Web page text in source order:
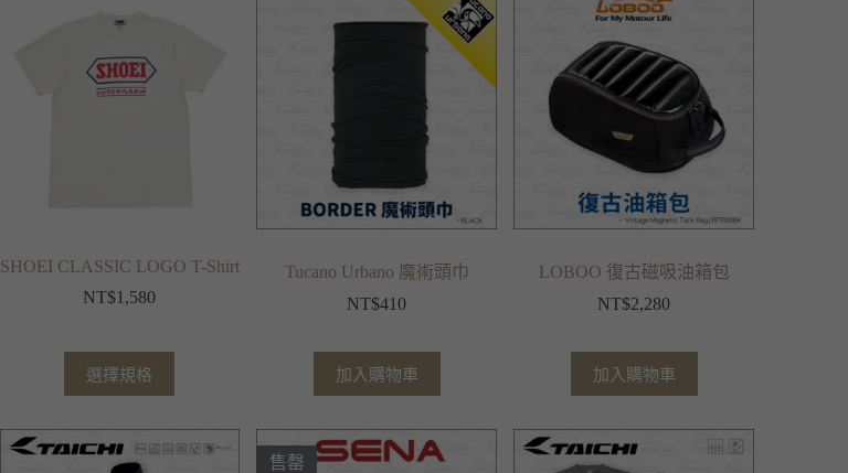
SHOEI CLASSIC LOGO T-Shirt
NT$1,580
選擇規格
Tucano Urbano 魔術頭巾
NT$410
加入購物車
LOBOO 復古磁吸油箱包
NT$2,280
加入購物車
售罄